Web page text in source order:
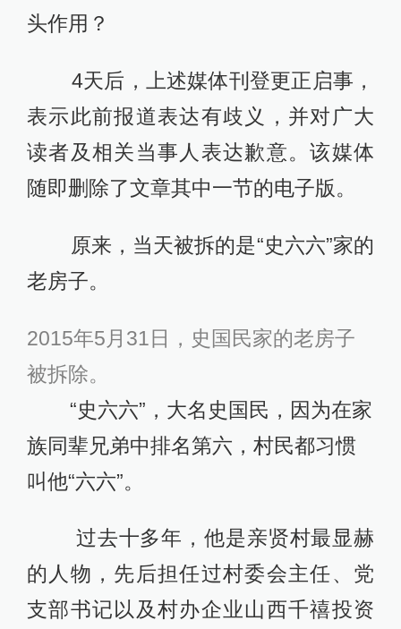
头作用？
4天后，上述媒体刊登更正启事，
表示此前报道表达有歧义，并对广大
读者及相关当事人表达歉意。该媒体
随即删除了文章其中一节的电子版。
原来，当天被拆的是“史六六”家的
老房子。
2015年5月31日，史国民家的老房子
被拆除。
“史六六”，大名史国民，因为在家
族同辈兄弟中排名第六，村民都习惯
叫他“六六”。
过去十多年，他是亲贤村最显赫
的人物，先后担任过村委会主任、党
支部书记以及村办企业山西千禧投资